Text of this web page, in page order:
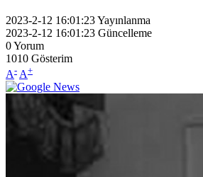
2023-2-12 16:01:23Yayınlanma
2023-2-12 16:01:23 Güncelleme
0Yorum
1010 Gösterim
A- A+